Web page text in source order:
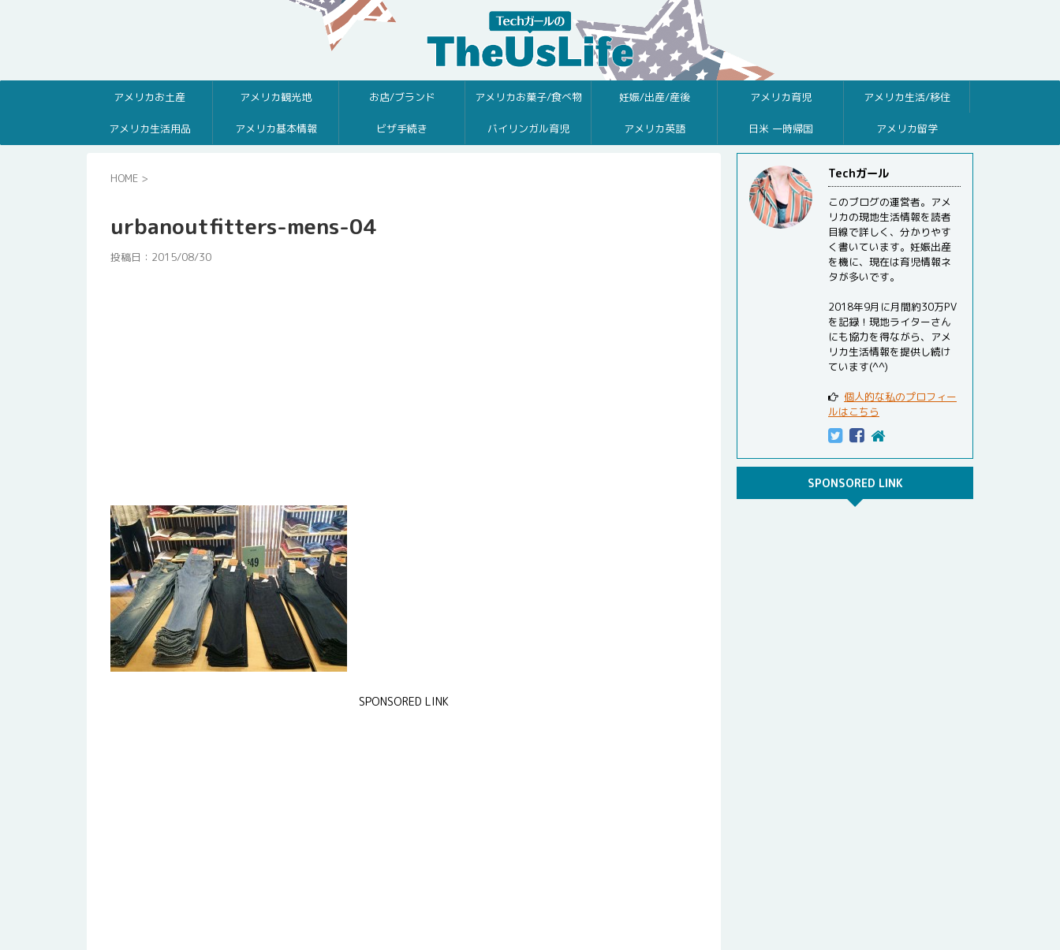
アメリカお土産 アメリカ観光地 お店/ブランド アメリカお菓子/食べ物 妊娠/出産/産後 アメリカ育児 アメリカ生活/移住
アメリカ生活用品 アメリカ基本情報 ビザ手続き バイリンガル育児 アメリカ英語 日米 一時帰国 アメリカ留学
HOME >
urbanoutfitters-mens-04
投稿日： 2015/08/30
SPONSORED LINK
Techガール
このブログの運営者。アメ
リカの現地生活情報を読者
目線で詳しく、分かりやす
く書いています。妊娠出産
を機に、現在は育児情報ネ
タが多いです。
2018年9月に月間約30万PV
を記録！現地ライターさん
にも協力を得ながら、アメ
リカ生活情報を提供し続け
ています(^^)
個人的な私のプロフィー
ルはこちら
SPONSORED LINK